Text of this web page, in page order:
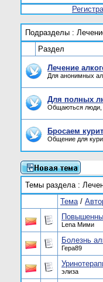
Подразделы :
Раздел
Лечение
Для анонимных
Для полных
Общаються люди,
Бросаем
Общение для
Темы раздела:
Тема/
Lena Мими
Болезнь
Гера89
элиза